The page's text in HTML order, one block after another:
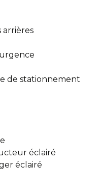
arrières
de stationnement
éclairé
éclairé